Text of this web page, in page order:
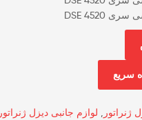
سریع
ژنراتور لوازم جانبی دیزل ژنراتور